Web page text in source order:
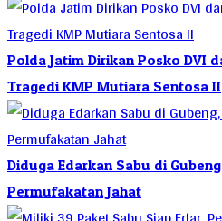
Polda Jatim Dirikan Posko DVI
Tragedi KMP Mutiara Sentosa II
Diduga Edarkan Sabu di
Permufakatan Jahat